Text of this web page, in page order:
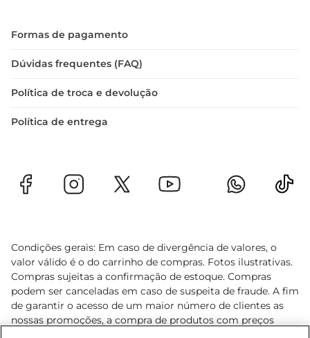
Formas de pagamento
Dúvidas frequentes (FAQ)
Política de troca e devolução
Política de entrega
Condições gerais: Em caso de divergência de valores, o
valor válido é o do carrinho de compras. Fotos ilustrativas.
Compras sujeitas a confirmação de estoque. Compras
podem ser canceladas em caso de suspeita de fraude. A fim
de garantir o acesso de um maior número de clientes as
nossas promoções, a compra de produtos com preços